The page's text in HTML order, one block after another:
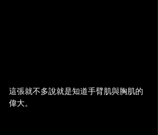
這張就不多說就是知道手臂肌與胸肌的
偉大。